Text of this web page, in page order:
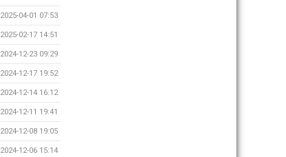
2025-04-01 07:53
2025-02-17 14:51
2024-12-23 09:29
2024-12-17 19:52
2024-12-14 16:12
2024-12-11 19:41
2024-12-08 19:05
2024-12-06 15:14